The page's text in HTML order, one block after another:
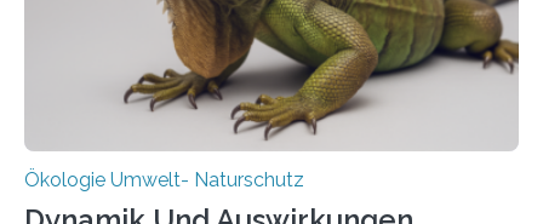
in den vergangenen fünf Jahren von
Wissenschaftlerinnen und Wissenschaftlern des
Thünen-Instituts für Agrarklimaschutz…
Ökologie Umwelt- Naturschutz